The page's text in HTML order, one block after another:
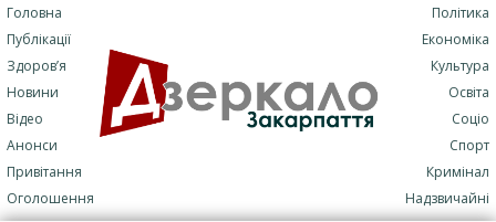
Головна
Публікації
Здоров’я
Новини
Відео
Анонси
Привітання
Оголошення
Політика
Економіка
Культура
Освіта
Соціо
Спорт
Кримінал
Надзвичайні